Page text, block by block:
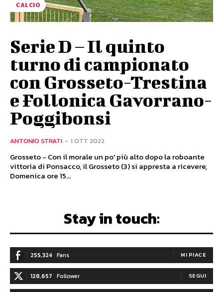
CALCIO
Serie D – Il quinto
turno di campionato
con Grosseto-Trestina
e Follonica Gavorrano-
Poggibonsi
ANTONIO STRATI - 1 OTT 2022
Grosseto - Con il morale un po' più alto dopo la roboante
vittoria di Ponsacco, il Grosseto (3) si appresta a ricevere,
Domenica ore 15...
Stay in touch:
255,324 Fans MI PIACE
128,657 Follower SEGUI